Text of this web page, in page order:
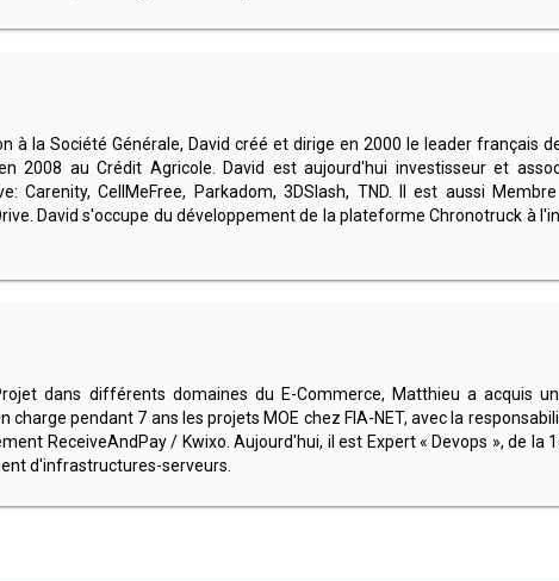
à la Société Générale, David créé et dirige en 2000 le leader français
2008 au Crédit Agricole. David est aujourd'hui investisseur et
Carenity, CellMeFree, Parkadom, 3DSlash, TND. Il est aussi Membre
David s'occupe du développement de la plateforme Chronotruck à
dans différents domaines du E-Commerce, Matthieu a acquis
pendant 7 ans les projets MOE chez FIA-NET, avec la
ReceiveAndPay / Kwixo. Aujourd'hui, il est Expert « Devops », de la
d'infrastructures-serveurs.